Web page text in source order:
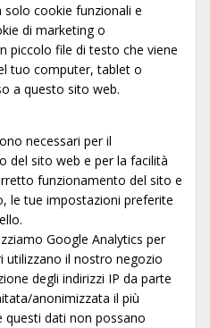
solo cookie funzionali e
di marketing o
piccolo file di testo che viene
tuo computer, tablet o
a questo sito web.
necessari per il
del sito web e per la facilità
funzionamento del sito e
le tue impostazioni preferite
Google Analytics per
utilizzano il nostro negozio
degli indirizzi IP da parte
anonimizzata il più
questi dati non possano